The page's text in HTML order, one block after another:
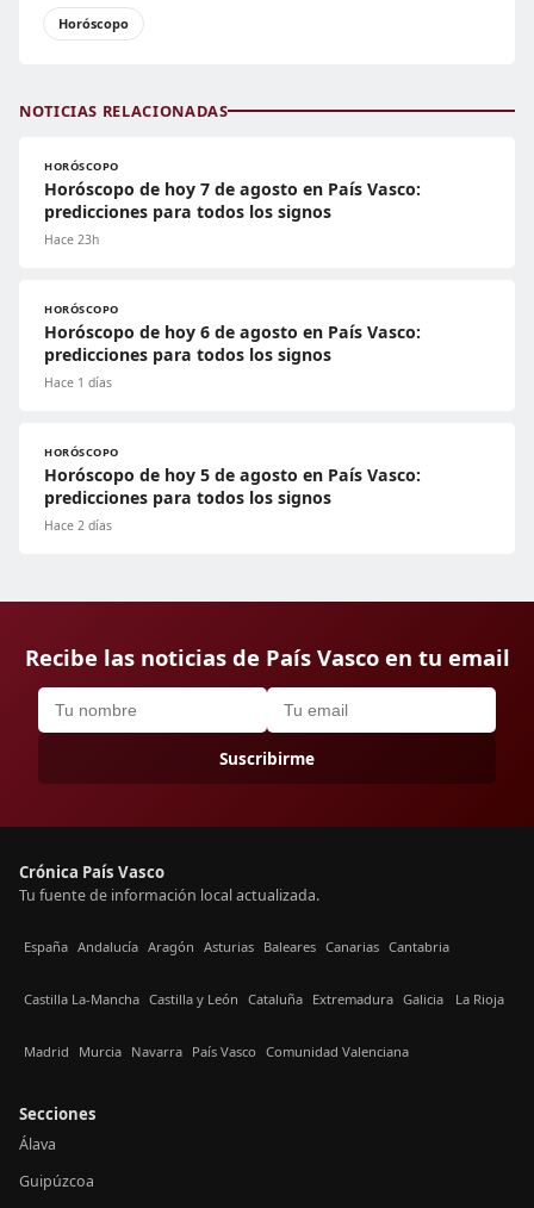
Horóscopo
NOTICIAS RELACIONADAS
HORÓSCOPO
Horóscopo de hoy 7 de agosto en País Vasco:
predicciones para todos los signos
Hace 23h
HORÓSCOPO
Horóscopo de hoy 6 de agosto en País Vasco:
predicciones para todos los signos
Hace 1 días
HORÓSCOPO
Horóscopo de hoy 5 de agosto en País Vasco:
predicciones para todos los signos
Hace 2 días
Recibe las noticias de País Vasco en tu email
Suscribirme
Crónica País Vasco
Tu fuente de información local actualizada.
España Andalucía Aragón Asturias Baleares Canarias Cantabria
Castilla La-Mancha Castilla y León Cataluña Extremadura Galicia La Rioja
Madrid Murcia Navarra País Vasco Comunidad Valenciana
Secciones
Álava
Guipúzcoa